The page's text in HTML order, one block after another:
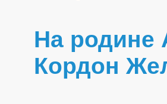
На родине
Кордон